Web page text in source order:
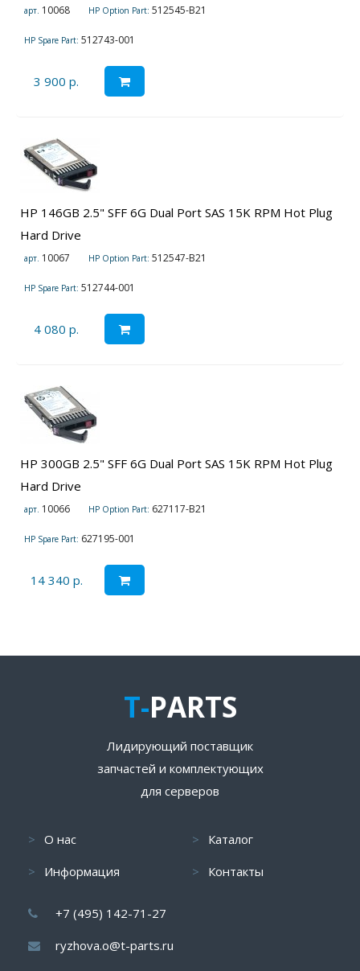
арт. 10068 HP Option Part: 512545-B21
HP Spare Part: 512743-001
3 900 р.
HP 146GB 2.5" SFF 6G Dual Port SAS 15K RPM Hot Plug
Hard Drive
арт. 10067 HP Option Part: 512547-B21
HP Spare Part: 512744-001
4 080 р.
HP 300GB 2.5" SFF 6G Dual Port SAS 15K RPM Hot Plug
Hard Drive
арт. 10066 HP Option Part: 627117-B21
HP Spare Part: 627195-001
14 340 р.
T-PARTS
Лидирующий поставщик
запчастей и комплектующих
для серверов
О нас
Информация
Каталог
Контакты
+7 (495) 142-71-27
ryzhova.o@t-parts.ru